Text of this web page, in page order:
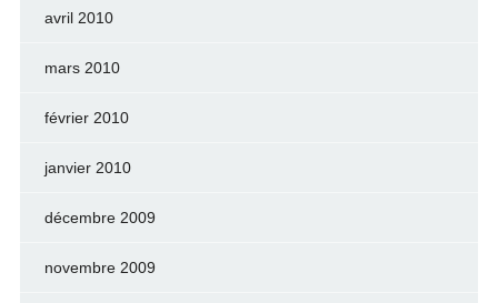
avril 2010
mars 2010
février 2010
janvier 2010
décembre 2009
novembre 2009